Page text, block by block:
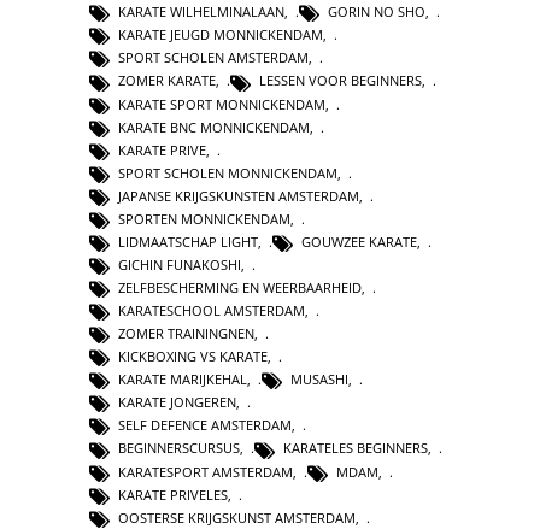
KARATE WILHELMINALAAN, GORIN NO SHO,
KARATE JEUGD MONNICKENDAM,
SPORT SCHOLEN AMSTERDAM,
ZOMER KARATE, LESSEN VOOR BEGINNERS,
KARATE SPORT MONNICKENDAM
KARATE BNC MONNICKENDAM
KARATE PRIVE
SPORT SCHOLEN MONNICKENDAM
JAPANSE KRIJGSKUNSTEN AMSTERDAM
SPORTEN MONNICKENDAM
LIDMAATSCHAP LIGHT
GOUWZEE KARATE
GICHIN FUNAKOSHI
ZELFBESCHERMING EN WEERBAARHEID,
KARATESCHOOL AMSTERDAM,
ZOMER TRAININGNEN,
KICKBOXING VS KARATE,
KARATE MARIJKEHAL, MUSASHI,
KARATE JONGEREN,
SELF DEFENCE AMSTERDAM,
BEGINNERSCURSUS, KARATELES BEGINNERS,
KARATESPORT AMSTERDAM
MDAM
KARATE PRIVELES
OOSTERSE KRIJGSKUNST AMSTERDAM